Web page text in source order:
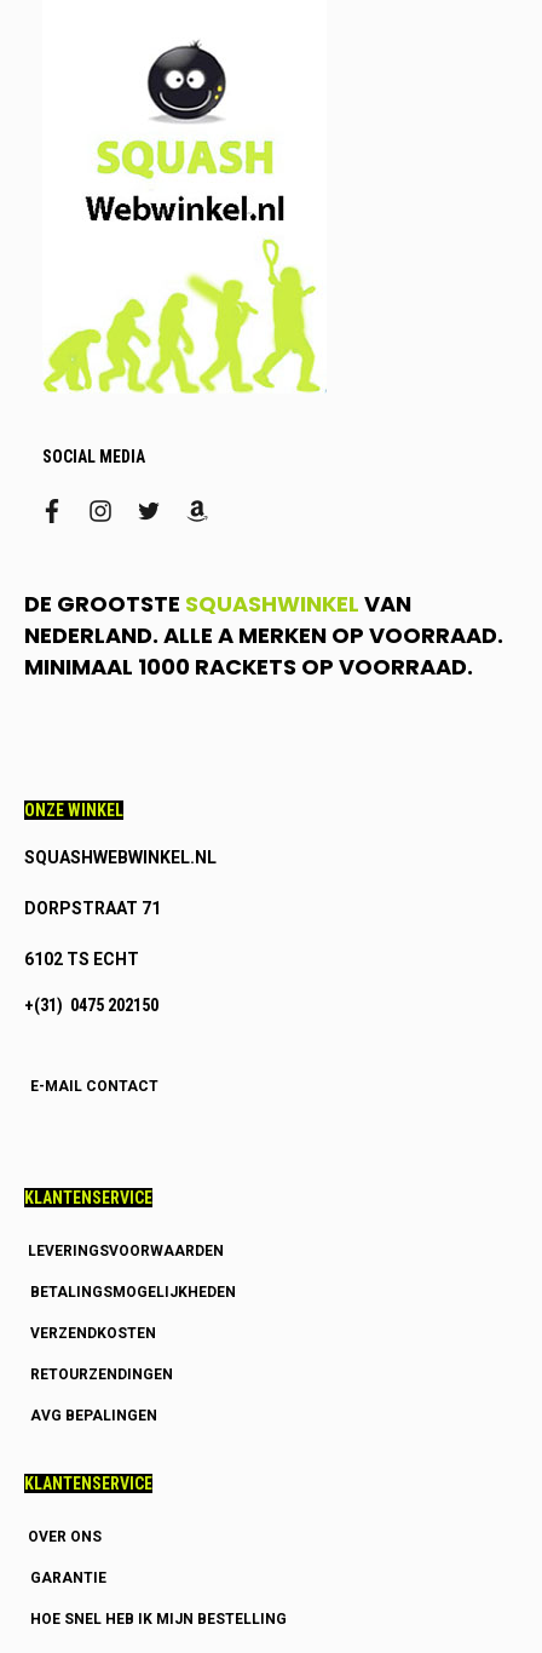
SOCIAL MEDIA
facebookinstagram
twitteramazon
DE GROOTSTE SQUASHWINKEL VAN
NEDERLAND. ALLE A MERKEN OP VOORRAAD.
MINIMAAL 1000 RACKETS OP VOORRAAD.
ONZE WINKEL
SQUASHWEBWINKEL.NL
DORPSTRAAT 71
6102 TS ECHT
+(31) 0475 202150
E-MAIL CONTACT
KLANTENSERVICE
LEVERINGSVOORWAARDEN
BETALINGSMOGELIJKHEDEN
VERZENDKOSTEN
RETOURZENDINGEN
AVG BEPALINGEN
KLANTENSERVICE
OVER ONS
GARANTIE
HOE SNEL HEB IK MIJN BESTELLING